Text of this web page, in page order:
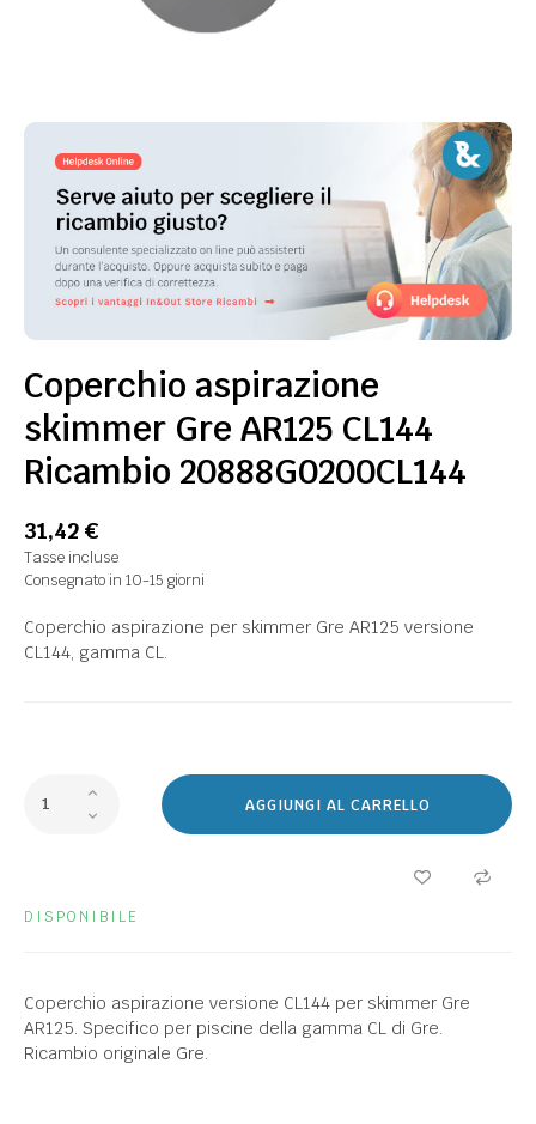
Coperchio aspirazione
skimmer Gre AR125 CL144 
Ricambio 20888G0200CL144
31,42 €
Tasse incluse
Consegnato in 10-15 giorni
Coperchio aspirazione per skimmer Gre AR125 versione
CL144, gamma CL.
AGGIUNGI AL CARRELLO
DISPONIBILE
Coperchio aspirazione versione CL144 per skimmer Gre
AR125. Specifico per piscine della gamma CL di Gre.
Ricambio originale Gre.